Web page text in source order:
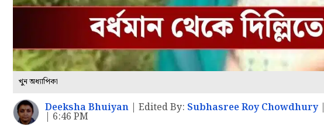
খুন অধ্যাপিকা
Deeksha Bhuiyan | Edited By: Subhasree Roy Chowdhury|
| 6:46 PM